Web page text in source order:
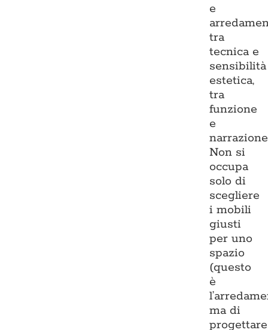
e
tra
tecnica e
sensibilità
estetica,
tra
funzione
e
Non si
occupa
solo di
scegliere
i mobili
giusti
per uno
spazio
(questo
è
ma di
progettare